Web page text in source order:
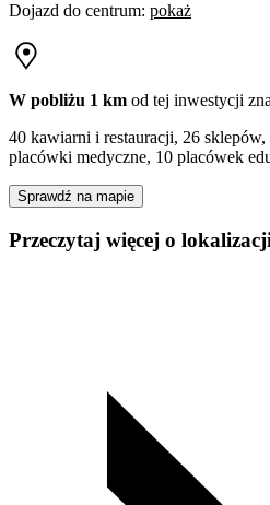
Dojazd do centrum: pokaż
W pobliżu 1 km od tej inwestycji
40 kawiarni i restauracji, 26
placówki medyczne, 10 placówek
Sprawdź na mapie
Przeczytaj więcej o lokalizacji